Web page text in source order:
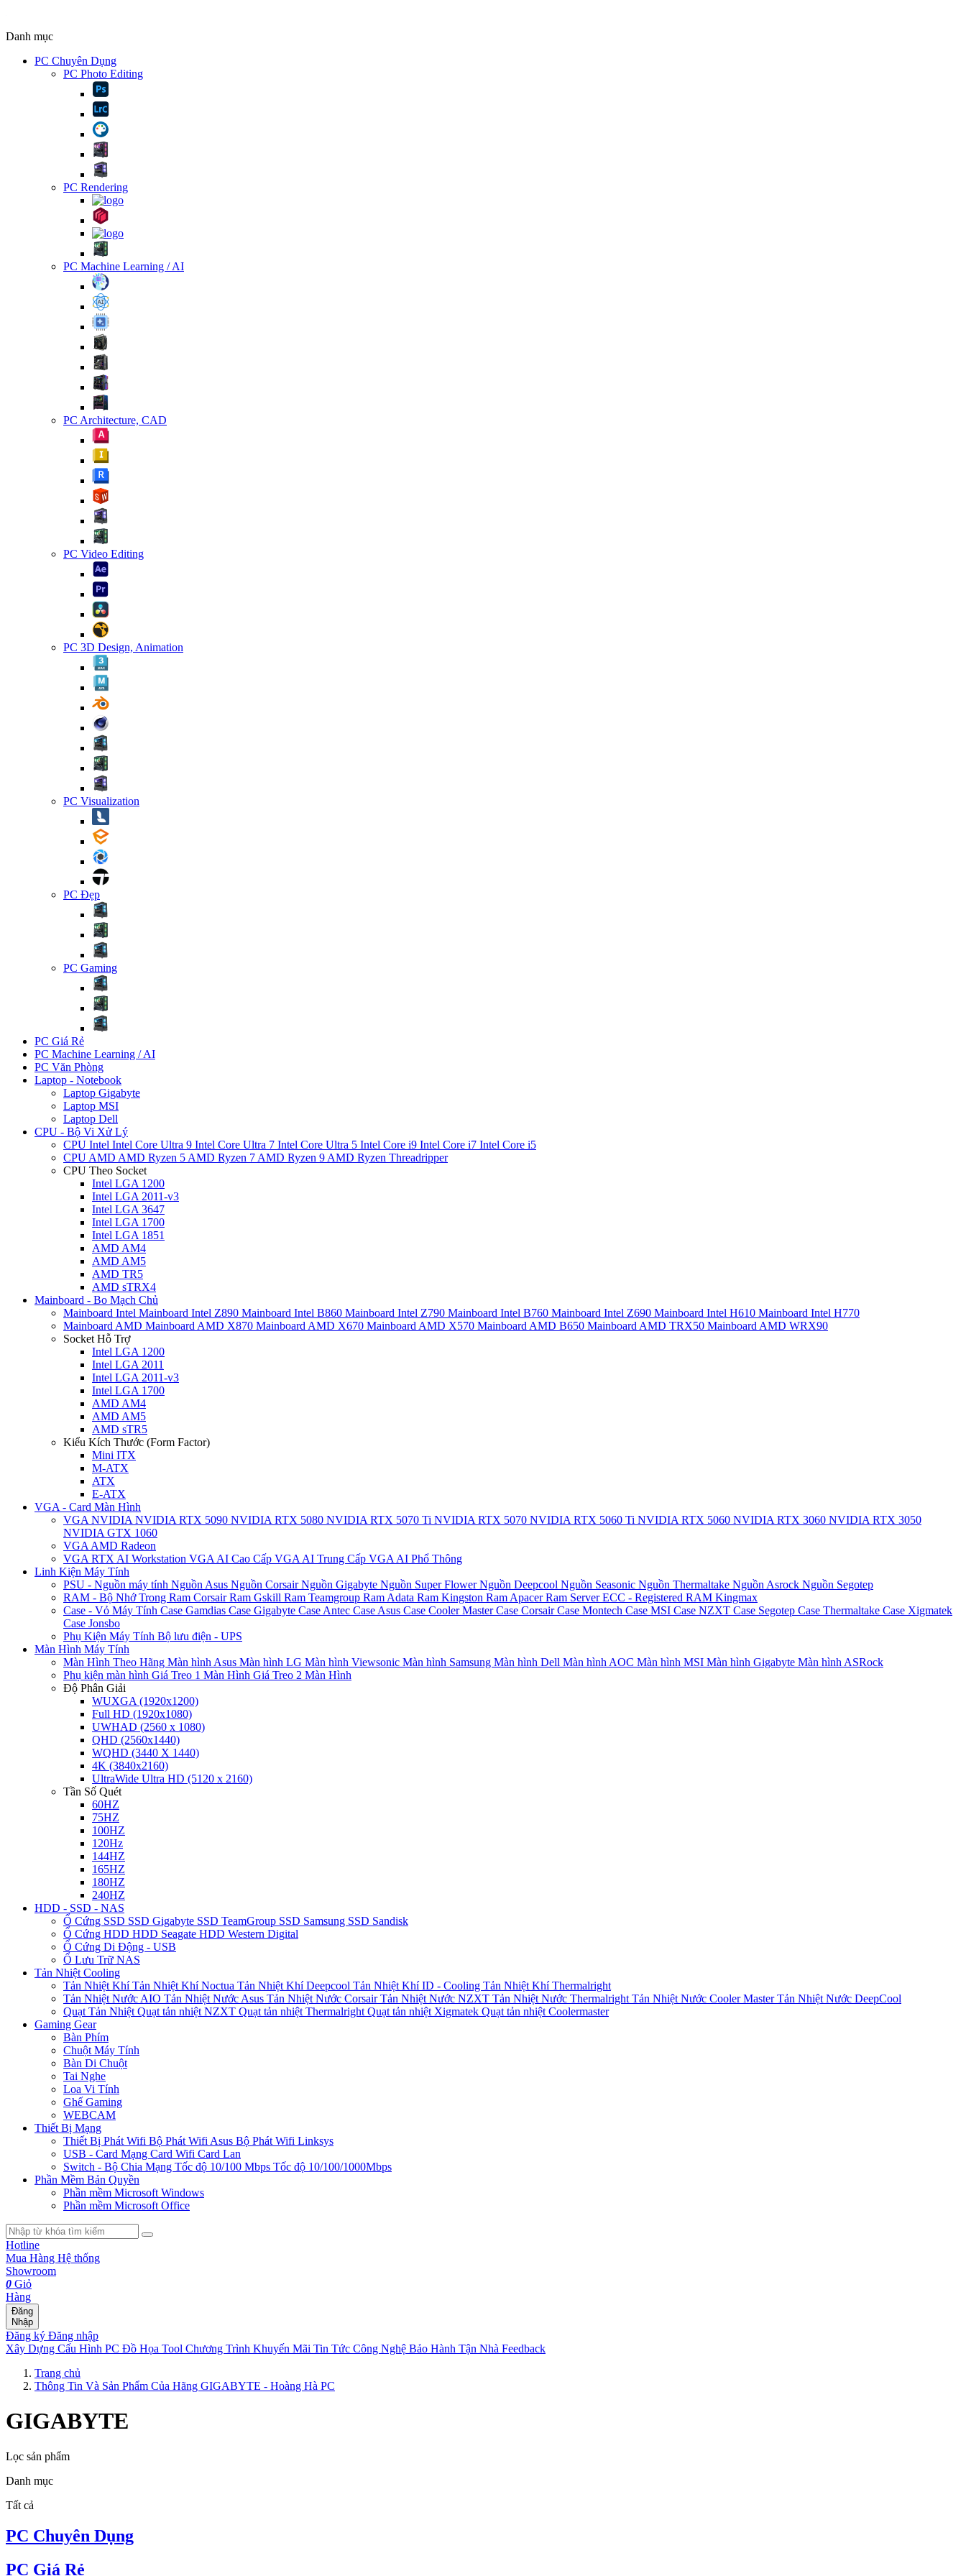
Danh mục
PC Chuyên Dụng
PC Photo Editing
PC Rendering
PC Machine Learning / AI
PC Architecture, CAD
PC Video Editing
PC 3D Design, Animation
PC Visualization
PC Đẹp
PC Gaming
PC Giá Rẻ
PC Machine Learning / AI
PC Văn Phòng
Laptop - Notebook
Laptop Gigabyte
Laptop MSI
Laptop Dell
CPU - Bộ Vi Xử Lý
CPU Intel Intel Core Ultra 9 Intel Core Ultra 7 Intel Core Ultra 5 Intel Core i9 Intel Core i7 Intel Core i5
CPU AMD AMD Ryzen 5 AMD Ryzen 7 AMD Ryzen 9 AMD Ryzen Threadripper
CPU Theo Socket
Intel LGA 1200
Intel LGA 2011-v3
Intel LGA 3647
Intel LGA 1700
Intel LGA 1851
AMD AM4
AMD AM5
AMD TR5
AMD sTRX4
Mainboard - Bo Mạch Chủ
Mainboard Intel Mainboard Intel Z890 Mainboard Intel B860 Mainboard Intel Z790 Mainboard Intel B760 Mainboard Intel Z690 Mainboard Intel H610 Mainboard Intel H770
Mainboard AMD Mainboard AMD X870 Mainboard AMD X670 Mainboard AMD X570 Mainboard AMD B650 Mainboard AMD TRX50 Mainboard AMD WRX90
Socket Hỗ Trợ
Intel LGA 1200
Intel LGA 2011
Intel LGA 2011-v3
Intel LGA 1700
AMD AM4
AMD AM5
AMD sTR5
Kiểu Kích Thước (Form Factor)
Mini ITX
M-ATX
ATX
E-ATX
VGA - Card Màn Hình
VGA NVIDIA NVIDIA RTX 5090 NVIDIA RTX 5080 NVIDIA RTX 5070 Ti NVIDIA RTX 5070 NVIDIA RTX 5060 Ti NVIDIA RTX 5060 NVIDIA RTX 3060 NVIDIA RTX 3050
NVIDIA GTX 1060
VGA AMD Radeon
VGA RTX AI Workstation VGA AI Cao Cấp VGA AI Trung Cấp VGA AI Phổ Thông
Linh Kiện Máy Tính
PSU - Nguồn máy tính Nguồn Asus Nguồn CorsairNguồn Gigabyte Nguồn Super FlowerNguồn Deepcool Nguồn Seasonic Nguồn Thermaltake Nguồn Asrock Nguồn Segotep
RAM - Bộ Nhớ Trong Ram CorsairRam Gskill Ram Teamgroup Ram Adata Ram Kingston Ram ApacerRam Server ECC - Registered RAM Kingmax
Case - Vỏ Máy Tính Case Gamdias Case Gigabyte Case Antec Case Asus Case Cooler MasterCase CorsairCase Montech Case MSI Case NZXT Case Segotep Case Thermaltake Case Xigmatek
Case Jonsbo
Phụ Kiện Máy Tính Bộ lưu điện - UPS
Màn Hình Máy Tính
Màn Hình Theo Hãng Màn hình Asus Màn hình LG Màn hình Viewsonic Màn hình Samsung Màn hình Dell Màn hình AOC Màn hình MSI Màn hình Gigabyte Màn hình ASRock
Phụ kiện màn hình Giá Treo 1 Màn Hình Giá Treo 2 Màn Hình
Độ Phân Giải
WUXGA (1920x1200)
Full HD (1920x1080)
UWHAD (2560 x 1080)
QHD (2560x1440)
WQHD (3440 X 1440)
4K (3840x2160)
UltraWide Ultra HD (5120 x 2160)
Tần Số Quét
60HZ
75HZ
100HZ
120Hz
144HZ
165HZ
180HZ
240HZ
HDD - SSD - NAS
Ổ Cứng SSD SSD Gigabyte SSD TeamGroup SSD Samsung SSD Sandisk
Ổ Cứng HDD HDD Seagate HDD Western Digital
Ổ Cứng Di Động - USB
Ổ Lưu Trữ NAS
Tản Nhiệt Cooling
Tản Nhiệt KhíTản Nhiệt Khí Noctua Tản Nhiệt Khí Deepcool Tản Nhiệt Khí ID - Cooling Tản Nhiệt Khí Thermalright
Tản Nhiệt Nước AIO Tản Nhiệt Nước Asus Tản Nhiệt Nước CorsairTản Nhiệt Nước NZXT Tản Nhiệt Nước Thermalright Tản Nhiệt Nước Cooler MasterTản Nhiệt Nước DeepCool
Quạt Tản Nhiệt Quạt tản nhiệt NZXT Quạt tản nhiệt Thermalright Quạt tản nhiệt Xigmatek Quạt tản nhiệt Coolermaster
Gaming Gear
Bàn Phím
Chuột Máy Tính
Bàn Di Chuột
Tai Nghe
Loa Vi Tính
Ghế Gaming
WEBCAM
Thiết Bị Mạng
Thiết Bị Phát Wifi Bộ Phát Wifi Asus Bộ Phát Wifi Linksys
USB - Card Mạng Card Wifi Card Lan
Switch - Bộ Chia Mạng Tốc độ 10/100 Mbps Tốc độ 10/100/1000Mbps
Phần Mềm Bản Quyền
Phần mềm Microsoft Windows
Phần mềm Microsoft Office
Hotline
Mua Hàng Hệ thống
Showroom
0 Giỏ
Hàng
Đăng
Nhập
Đăng ký Đăng nhập
Xây Dựng Cấu Hình PC Đồ Họa Tool Chương Trình Khuyến Mãi Tin Tức Công Nghệ Bảo Hành Tận Nhà Feedback
Trang chủ
Thông Tin Và Sản Phẩm Của Hãng GIGABYTE - Hoàng Hà PC
GIGABYTE
Lọc sản phẩm
Danh mục
Tất cả
PC Chuyên Dụng
PC Giá Rẻ